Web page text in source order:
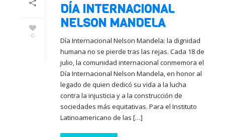
0
DÍA INTERNACIONAL
NELSON MANDELA
Día Internacional Nelson Mandela: la dignidad
humana no se pierde tras las rejas. Cada 18 de
julio, la comunidad internacional conmemora el
Día Internacional Nelson Mandela, en honor al
legado de quien dedicó su vida a la lucha
contra la injusticia y a la construcción de
sociedades más equitativas. Para el Instituto
Latinoamericano de las […]